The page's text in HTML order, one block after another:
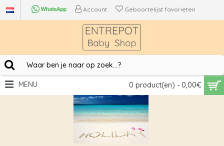
Account Geboortelijst favorieten
0 product(en) - 0,00€
MENU